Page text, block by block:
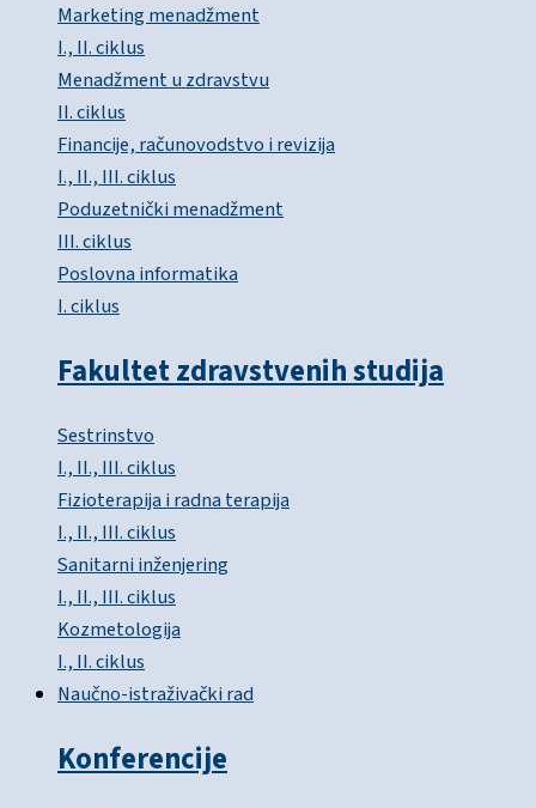
Marketing menadžment
I., II. ciklus
Menadžment u zdravstvu
II. ciklus
Financije, računovodstvo i revizija
I., II., III. ciklus
Poduzetnički menadžment
III. ciklus
Poslovna informatika
I. ciklus
Fakultet zdravstvenih studija
Sestrinstvo
I., II., III. ciklus
Fizioterapija i radna terapija
I., II., III. ciklus
Sanitarni inženjering
I., II., III. ciklus
Kozmetologija
I., II. ciklus
Naučno-istraživački rad
Konferencije